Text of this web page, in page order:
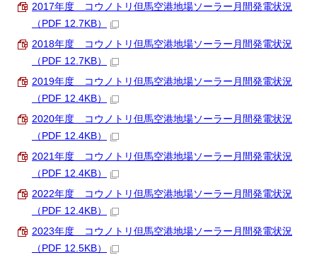
2017年度 コウノトリ但馬空港地場ソーラー月間発電状況
（PDF 12.7KB）
2018年度 コウノトリ但馬空港地場ソーラー月間発電状況
（PDF 12.7KB）
2019年度 コウノトリ但馬空港地場ソーラー月間発電状況
（PDF 12.4KB）
2020年度 コウノトリ但馬空港地場ソーラー月間発電状況
（PDF 12.4KB）
2021年度 コウノトリ但馬空港地場ソーラー月間発電状況
（PDF 12.4KB）
2022年度 コウノトリ但馬空港地場ソーラー月間発電状況
（PDF 12.4KB）
2023年度 コウノトリ但馬空港地場ソーラー月間発電状況
（PDF 12.5KB）